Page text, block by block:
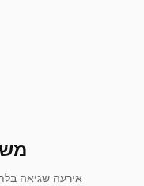
אירעה שגיאה